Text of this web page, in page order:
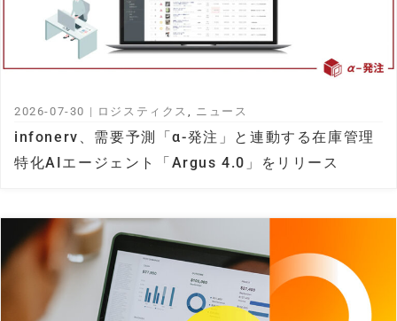
infonerv、需要予測「α-発注」と連動する在庫管理
特化AIエージェント「Argus 4.0」をリリース
2026-07-30 | ロジスティクス, ニュース